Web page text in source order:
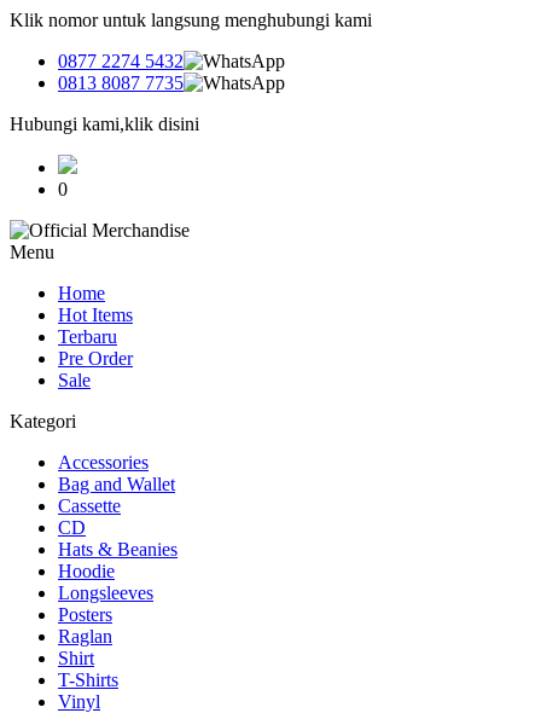
Klik nomor untuk langsung menghubungi kami
0877 2274 5432
0813 8087 7735
Hubungi kami,klik disini
0
Menu
Home
Hot Items
Terbaru
Pre Order
Sale
Kategori
Accessories
Bag and Wallet
Cassette
CD
Hats & Beanies
Hoodie
Longsleeves
Posters
Raglan
Shirt
T-Shirts
Vinyl